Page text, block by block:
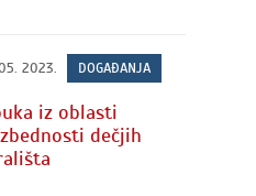
2023. DOGAĐANJA
iz oblasti
dečjih